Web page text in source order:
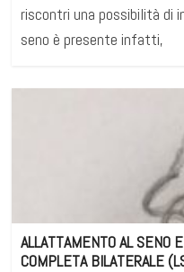
riscontri una possibilità di
seno è presente infatti,
ALLATTAMENTO AL SENO
COMPLETA BILATERALE